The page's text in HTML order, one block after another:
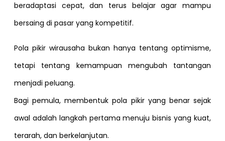
beradaptasi cepat, dan terus belajar agar mampu
bersaing di pasar yang kompetitif.
Pola pikir wirausaha bukan hanya tentang optimisme,
tetapi tentang kemampuan mengubah tantangan
menjadi peluang.
Bagi pemula, membentuk pola pikir yang benar sejak
awal adalah langkah pertama menuju bisnis yang kuat,
terarah, dan berkelanjutan.